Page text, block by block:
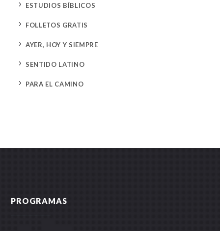
5 ESTUDIOS BÍBLICOS
5 FOLLETOS GRATIS
5 AYER, HOY Y SIEMPRE
5 SENTIDO LATINO
5 PARA EL CAMINO
PROGRAMAS